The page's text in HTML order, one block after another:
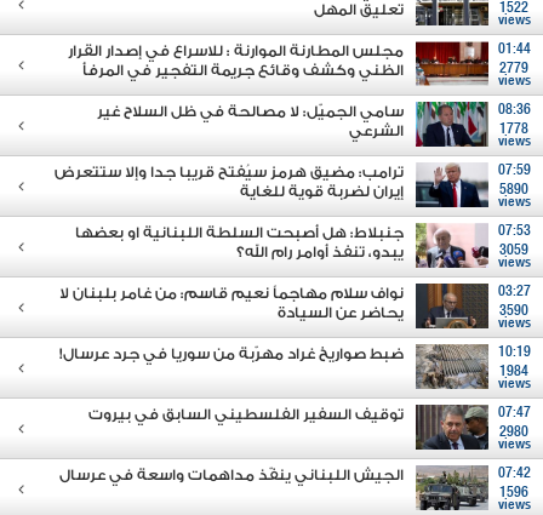
1522
views
تعليق المهل
01:44
2779
views
مجلس المطارنة الموارنة : للاسراع في إصدار القرار
الظني وكشف وقائع جريمة التفجير في المرفأ
08:36
1778
views
سامي الجميّل: لا مصالحة في ظل السلاح غير
الشرعي
07:59
5890
views
ترامب: مضيق هرمز سيُفتح قريبا جدا وإلا ستتعرض
إيران لضربة قوية للغاية
07:53
3059
views
جنبلاط: هل أصبحت السلطة اللبنانية او بعضها
يبدو، تنفذ أوامر رام الله؟
03:27
3590
views
نواف سلام مهاجماً نعيم قاسم: من غامر بلبنان لا
يحاضر عن السيادة
10:19
1984
views
ضبط صواريخ غراد مهرّبة من سوريا في جرد عرسال!
07:47
2980
views
توقيف السفير الفلسطيني السابق في بيروت
07:42
1596
views
الجيش اللبناني ينفّذ مداهمات واسعة في عرسال